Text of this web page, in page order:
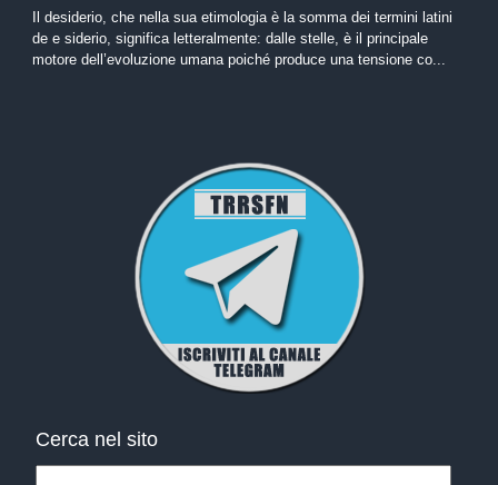
Il desiderio, che nella sua etimologia è la somma dei termini latini
de e siderio, significa letteralmente: dalle stelle, è il principale
motore dell’evoluzione umana poiché produce una tensione co...
Cerca nel sito